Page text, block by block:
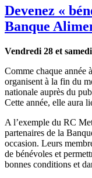
Devenez «
Banque
Vendredi 28 et
Comme chaque année
organisent à la fin du
nationale auprès du
Cette année, elle aura
A l’exemple du RC
partenaires de la
occasion. Leurs
de bénévoles et
bonnes conditions et